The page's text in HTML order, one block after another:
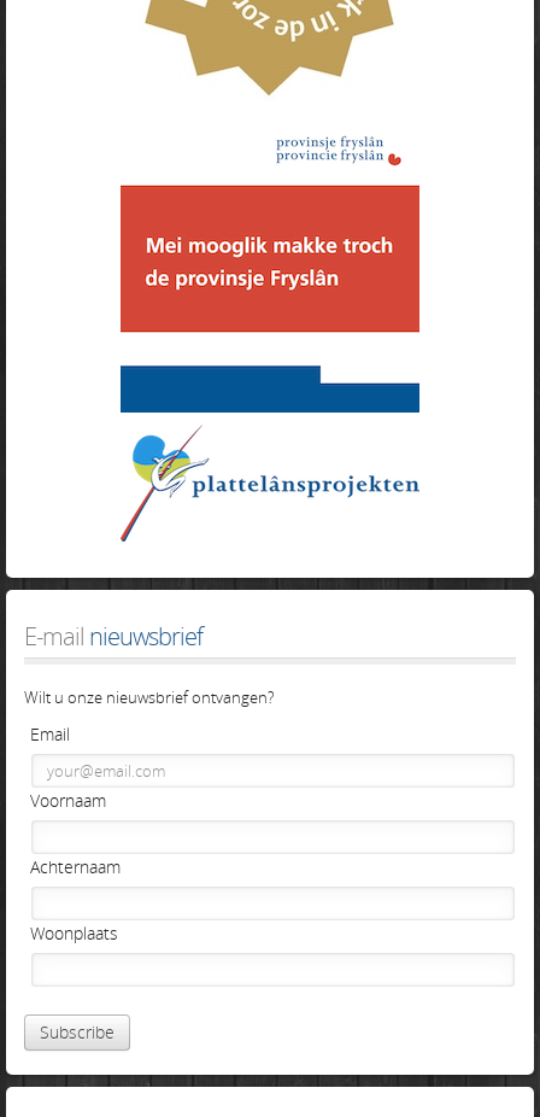
E-mail nieuwsbrief
Wilt u onze nieuwsbrief ontvangen?
Email
Voornaam
Achternaam
Woonplaats
Subscribe